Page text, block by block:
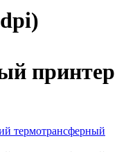
принтер